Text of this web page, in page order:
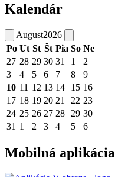
Kalendár
August2026
Po Ut St Št Pia So Ne
27 28 29 30 31 1
2
3
4 5 6 7 8
9
10 11 12 13 14 15 16
17 18 19 20 21 22 23
24 25 26 27 28 29 30
31 1 2 3 4 5 6
Mobilná aplikácia